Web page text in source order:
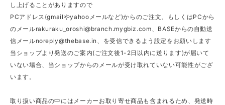
し上げることがありますので
PCアドレス(gmailやyahooメールなど)からのご注文、もしくはPCから
のメールrakuraku_oroshi@branch.mygbiz.com 、BASEからの自動送
信メールnoreply@thebase.in
、を受信できるよう設定をお願いします
当ショップより発送のご案内(ご注文後1-2日以内に送ります)が届いて
いない場合、当ショップからのメールが受け取れていない可能性がござ
います。
取り扱い商品の中にはメーカーお取り寄せ商品も含まれるため、発送時